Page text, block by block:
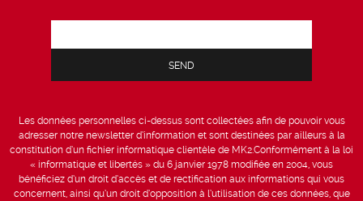
Les données personnelles ci-dessus sont collectées afin de pouvoir vous
adresser notre newsletter d’information et sont destinées par ailleurs à la
constitution d’un fichier informatique clientèle de MK2.Conformément à la loi
« informatique et libertés » du 6 janvier 1978 modifiée en 2004, vous
bénéficiez d’un droit d’accès et de rectification aux informations qui vous
concernent, ainsi qu’un droit d’opposition à l’utilisation de ces données, que